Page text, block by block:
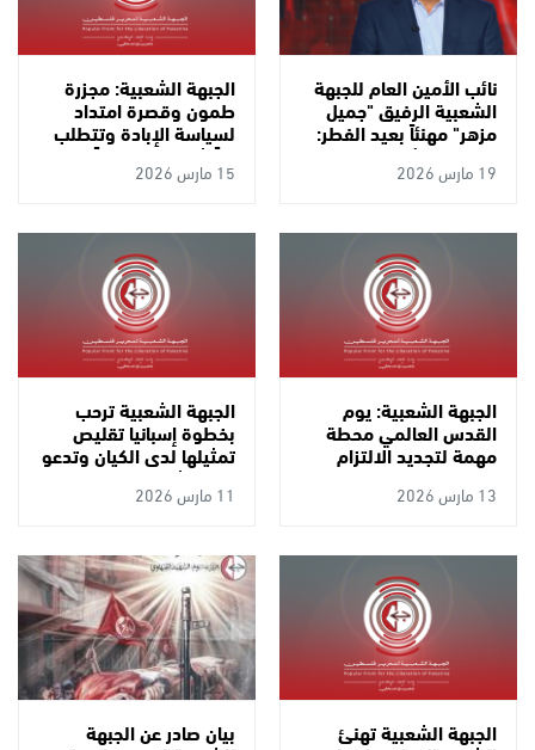
نائب الأمين العام للجبهة
الشعبية الرفيق "جميل
مزهر" مهنئاً بعيد الفطر:
"صمودنا وثباتنا هو العيد
الحقيقي.. وكسر العدوان
فعل نضالي كفاحي"
19 مارس 2026
الجبهة الشعبية: مجزرة
طمون وقصرة امتداد
لسياسة الإبادة وتتطلب
رداً شاملاً وتوسيعاً لدائرة
الاشتباك
15 مارس 2026
الجبهة الشعبية: يوم
القدس العالمي محطة
مهمة لتجديد الالتزام
بالقدس وفلسطين
ومناسبة لاستنهاض
13 مارس 2026
الجبهة الشعبية ترحب
بخطوة إسبانيا تقليص
تمثيلها لدى الكيان وتدعو
لقطعٍ شاملٍ للعلاقات
معه
11 مارس 2026
الجبهة الشعبية تهنئ بيان صادر عن الجبهة